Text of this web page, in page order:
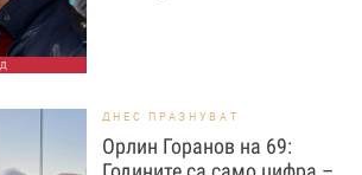
ДНЕС ПРАЗНУВАТ
Орлин Горанов на 69: